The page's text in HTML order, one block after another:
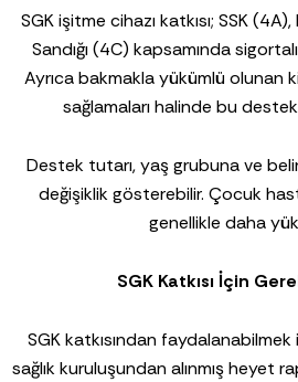
SGK işitme cihazı katkısı; SSK
Sandığı (4C) kapsamında
Ayrıca bakmakla yükümlü olunan
sağlamaları halinde bu
Destek tutarı, yaş grubuna ve
değişiklik gösterebilir. Çocuk
genellikle daha
SGK Katkısı İçin
SGK katkısından
sağlık kuruluşundan alınmış heyet